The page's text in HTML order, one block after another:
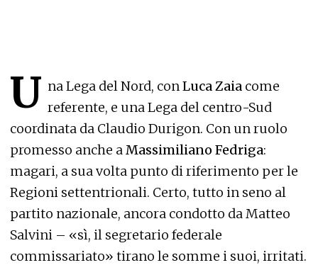
U na Lega del Nord, conLuca Zaia come
referente, e una Lega del centro-Sud
coordinata da Claudio Durigon. Con un ruolo
promesso anche aMassimiliano Fedriga:
magari, a sua volta punto di riferimento per le
Regioni settentrionali. Certo, tutto in seno al
partito nazionale, ancora condotto da Matteo
Salvini – «sì, il segretario federale
commissariato» tirano le somme i suoi, irritati.